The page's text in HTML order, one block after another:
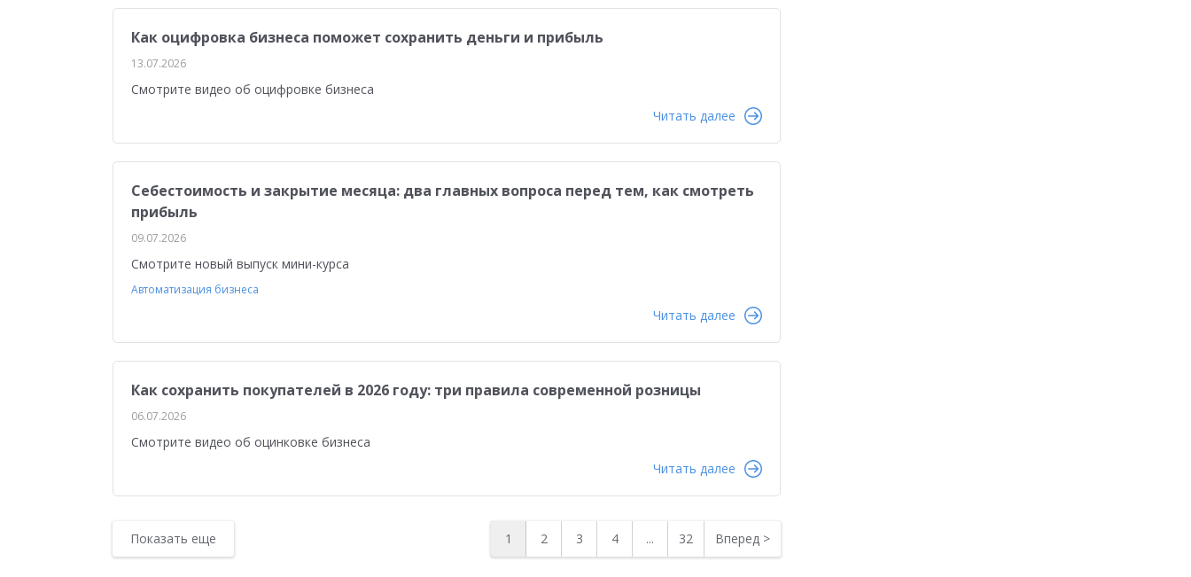
Как оцифровка бизнеса поможет сохранить деньги и прибыль
13.07.2026
Смотрите видео об оцифровке бизнеса
Читать далее
Себестоимость и закрытие месяца: два главных вопроса перед тем, как смотреть
прибыль
09.07.2026
Смотрите новый выпуск мини-курса
Автоматизация бизнеса
Читать далее
Как сохранить покупателей в 2026 году: три правила современной розницы
06.07.2026
Смотрите видео об оцинковке бизнеса
Читать далее
Показать еще 1 2 3 4 ... 32 Вперед >